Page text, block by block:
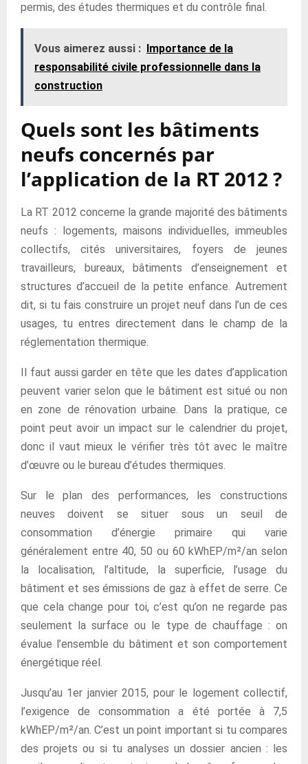
permis, des études thermiques et du contrôle final.
Vous aimerez aussi : Importance de la
responsabilité civile professionnelle dans la
construction
Quels sont les bâtiments
neufs concernés par
l’application de la RT 2012 ?
La RT 2012 concerne la grande majorité des bâtiments
neufs : logements, maisons individuelles, immeubles
collectifs, cités universitaires, foyers de jeunes
travailleurs, bureaux, bâtiments d’enseignement et
structures d’accueil de la petite enfance. Autrement
dit, si tu fais construire un projet neuf dans l’un de ces
usages, tu entres directement dans le champ de la
réglementation thermique.
Il faut aussi garder en tête que les dates d’application
peuvent varier selon que le bâtiment est situé ou non
en zone de rénovation urbaine. Dans la pratique, ce
point peut avoir un impact sur le calendrier du projet,
donc il vaut mieux le vérifier très tôt avec le maître
d’œuvre ou le bureau d’études thermiques.
Sur le plan des performances, les constructions
neuves doivent se situer sous un seuil de
consommation d’énergie primaire qui varie
généralement entre 40, 50 ou 60 kWhEP/m²/an selon
la localisation, l’altitude, la superficie, l’usage du
bâtiment et ses émissions de gaz à effet de serre. Ce
que cela change pour toi, c’est qu’on ne regarde pas
seulement la surface ou le type de chauffage : on
évalue l’ensemble du bâtiment et son comportement
énergétique réel.
Jusqu’au 1er janvier 2015, pour le logement collectif,
l’exigence de consommation a été portée à 7,5
kWhEP/m²/an. C’est un point important si tu compares
des projets ou si tu analyses un dossier ancien : les